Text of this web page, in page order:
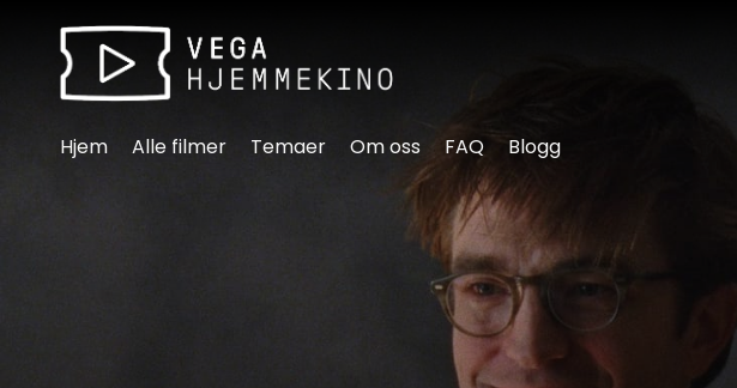
Tilgjengelighetslenker
Hjem Alle filmer Temaer Om oss FAQ Blogg